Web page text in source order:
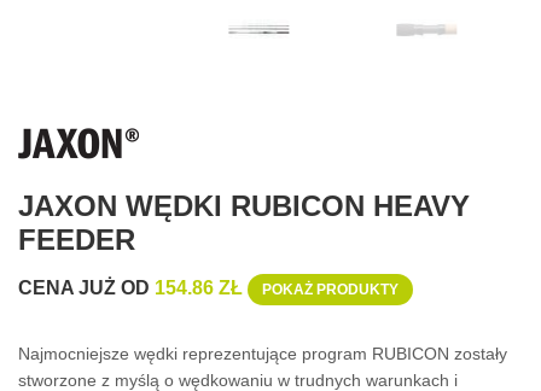
JAXON WĘDKI RUBICON HEAVY
FEEDER
CENA JUŻ OD 154.86 ZŁ POKAŻ PRODUKTY
Najmocniejsze wędki reprezentujące program RUBICON zostały
stworzone z myślą o wędkowaniu w trudnych warunkach i